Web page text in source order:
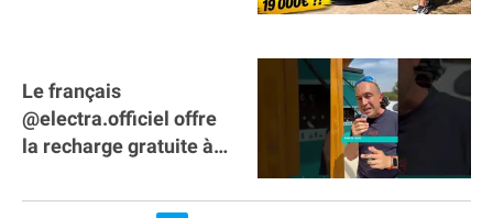
Le français
@electra.officiel offre
la recharge gratuite à
électriques de Gironde